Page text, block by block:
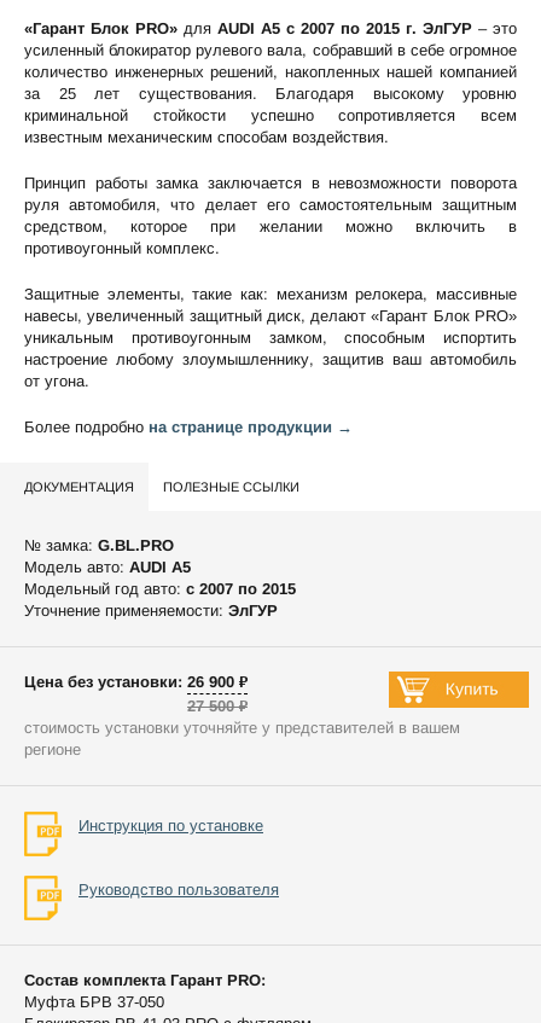
«Гарант Блок PRO» для AUDI A5 c 2007 по 2015 г. ЭлГУР – это
усиленный блокиратор рулевого вала, собравший в себе огромное
количество инженерных решений, накопленных нашей компанией
за 25 лет существования. Благодаря высокому уровню
криминальной стойкости успешно сопротивляется всем
известным механическим способам воздействия.
Принцип работы замка заключается в невозможности поворота
руля автомобиля, что делает его самостоятельным защитным
средством, которое при желании можно включить в
противоугонный комплекс.
Защитные элементы, такие как: механизм релокера, массивные
навесы, увеличенный защитный диск, делают «Гарант Блок PRO»
уникальным противоугонным замком, способным испортить
настроение любому злоумышленнику, защитив ваш автомобиль
от угона.
Более подробно на странице продукции →
ДОКУМЕНТАЦИЯ ПОЛЕЗНЫЕ ССЫЛКИ
№ замка: G.BL.PRO
Модель авто: AUDI A5
Модельный год авто: c 2007 по 2015
Уточнение применяемости: ЭлГУР
Цена без установки: 26 900 ₽
27 500 ₽
стоимость установки уточняйте у представителей в вашем
регионе
Инструкция по установке
Руководство пользователя
Состав комплекта Гарант PRO:
Муфта БРВ 37-050